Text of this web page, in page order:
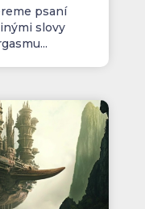
psaní
slovy